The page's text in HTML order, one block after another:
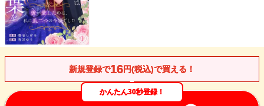
新規登録で16円(税込)で買える！
かんたん30秒登録！